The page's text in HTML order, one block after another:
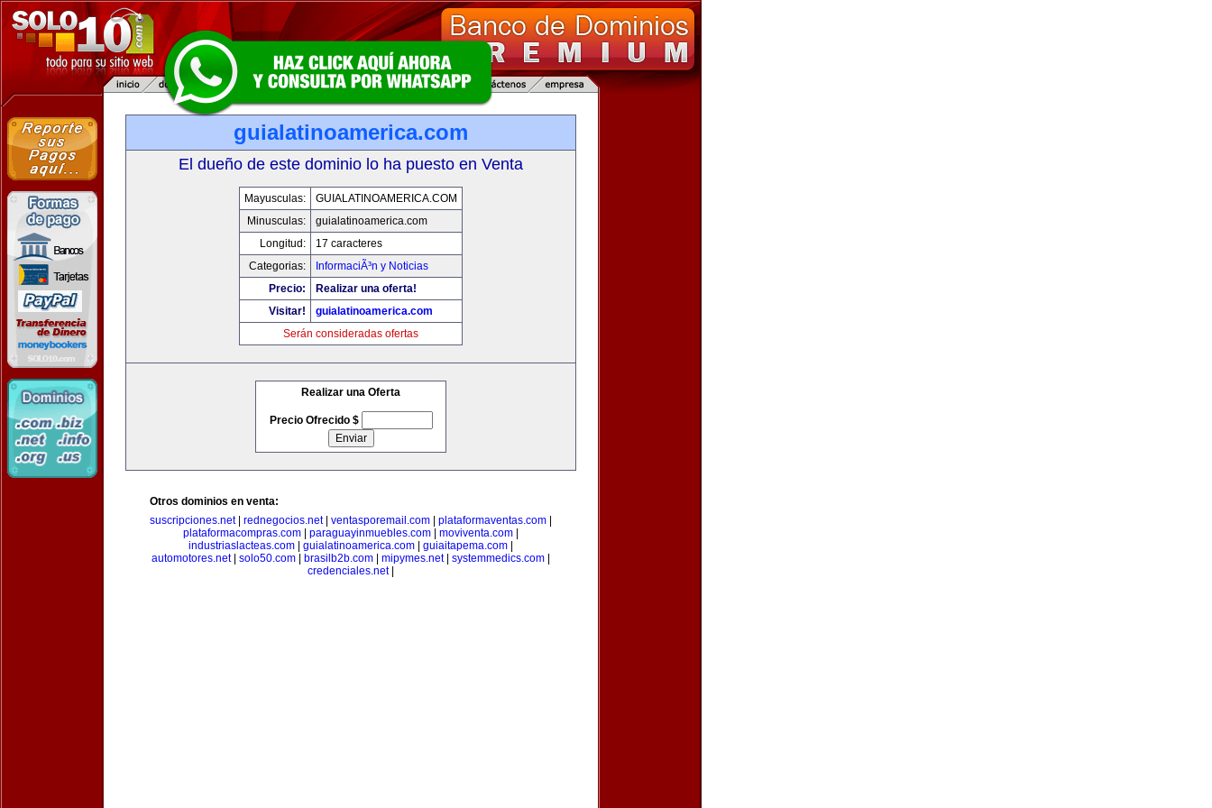
guialatinoamerica.com
El dueño de este dominio lo ha puesto en Venta
Mayusculas:
GUIALATINOAMERICA.COM
Minusculas:
guialatinoamerica.com
Longitud:
17 caracteres
Categorias:
InformaciÃ³n y Noticias
Precio:
Realizar una oferta!
Visitar!
guialatinoamerica.com
Serán consideradas ofertas
Realizar una Oferta
Precio Ofrecido $
Otros dominios en venta:
suscripciones.net| rednegocios.net| ventasporemail.com plataformaventas.com
plataformacompras.com
paraguayinmuebles.com moviventa.com
industriaslacteas.com
guialatinoamerica.com guiaitapema.com
automotores.net| solo50.com brasilb2b.com mipymes.net| systemmedics.com
credenciales.net|